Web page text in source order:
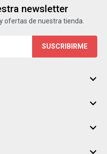
newsletter
ofertas de nuestra tienda.
SUSCRIBIRME